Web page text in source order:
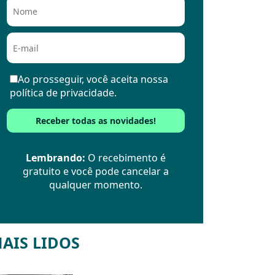
Ao prosseguir, você aceita nossa
política de privacidade.
Lembrando: O recebimento é
gratuito e você pode cancelar a
qualquer momento.
LIDOS